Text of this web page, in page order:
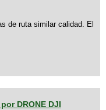
de ruta similar calidad. El
DRONE DJI